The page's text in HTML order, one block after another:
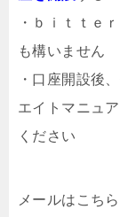
・ｂｉｔｔｅ
も構いません
・口座開設後
エイトマニュ
ください
メールはこち